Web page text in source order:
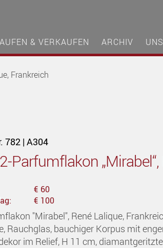
& VERKAUFEN ARCHIV
Frankreich
782 | A304
Parfumflakon
€ 60
€ 100
"Mirabel", René Lalique,
Rauchglas, bauchiger Korpus mit
im Relief, H 11 cm,